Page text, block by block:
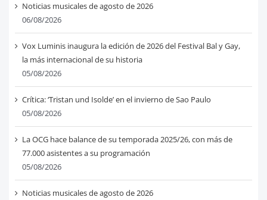
Noticias musicales de agosto de 2026
06/08/2026
Vox Luminis inaugura la edición de 2026 del Festival Bal y Gay,
la más internacional de su historia
05/08/2026
Crítica: ‘Tristan und Isolde’ en el invierno de Sao Paulo
05/08/2026
La OCG hace balance de su temporada 2025/26, con más de
77.000 asistentes a su programación
05/08/2026
Noticias musicales de agosto de 2026